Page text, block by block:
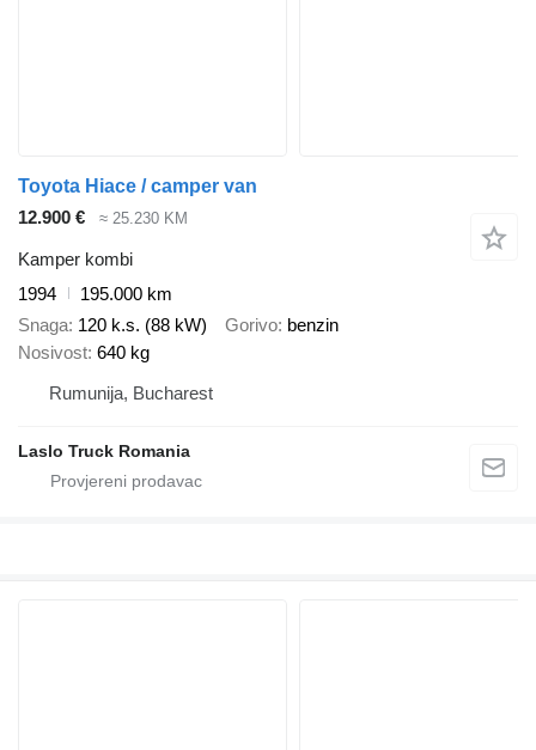
Toyota Hiace / camper van
12.900 €
≈ 25.230 KM
Kamper kombi
1994
195.000 km
Snaga 120 k.s. (88 kW) Gorivo benzin
Nosivost 640 kg
Rumunija, Bucharest
Laslo Truck Romania